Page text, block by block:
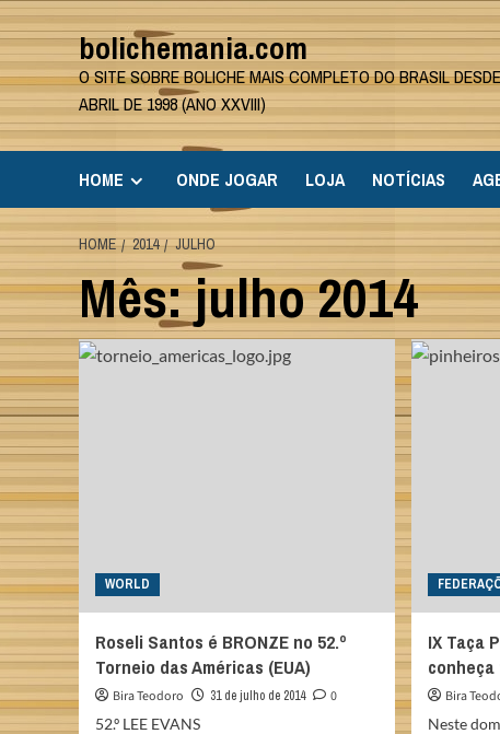
Skip
to
content
bolichemania.com
O SITE SOBRE BOLICHE MAIS COMPLETO DO BRASIL DESDE
ABRIL DE 1998 (ANO XXVIII)
HOME ONDE JOGAR LOJA NOTÍCIAS
HOME 2014 JULHO
Mês:julho 2014
WORLD
Roseli Santos é BRONZE no 52.º
Torneio das Américas (EUA)
Bira Teodoro 31 de julho de 2014
0
52.º LEE EVANS
IX Taça
conheça
Bira
Neste